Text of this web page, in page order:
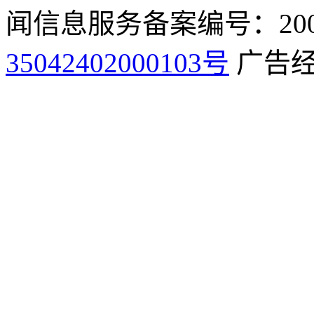
闻信息服务备案编号：
35042402000103号 广告